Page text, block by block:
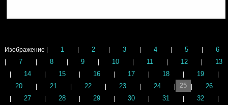
Изображение | 1 | 2 | 3 | 4 | 5 | 6
| 7 | 8 | 9 | 10 | 11 | 12 | 13
| 14 | 15 | 16 | 17 | 18 | 19 |
20 | 21 | 22 | 23 | 24 | 25 | 26
| 27 | 28 | 29 | 30 | 31 | 32 |